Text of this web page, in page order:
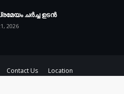
ചര്‍ച്ച ഉടന്‍
2026
Contact Us
Location